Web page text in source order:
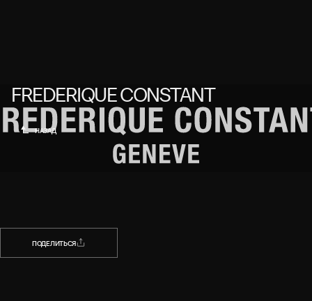
НАЗАД
FREDERIQUE CONSTANT
ПОДЕЛИТЬСЯ